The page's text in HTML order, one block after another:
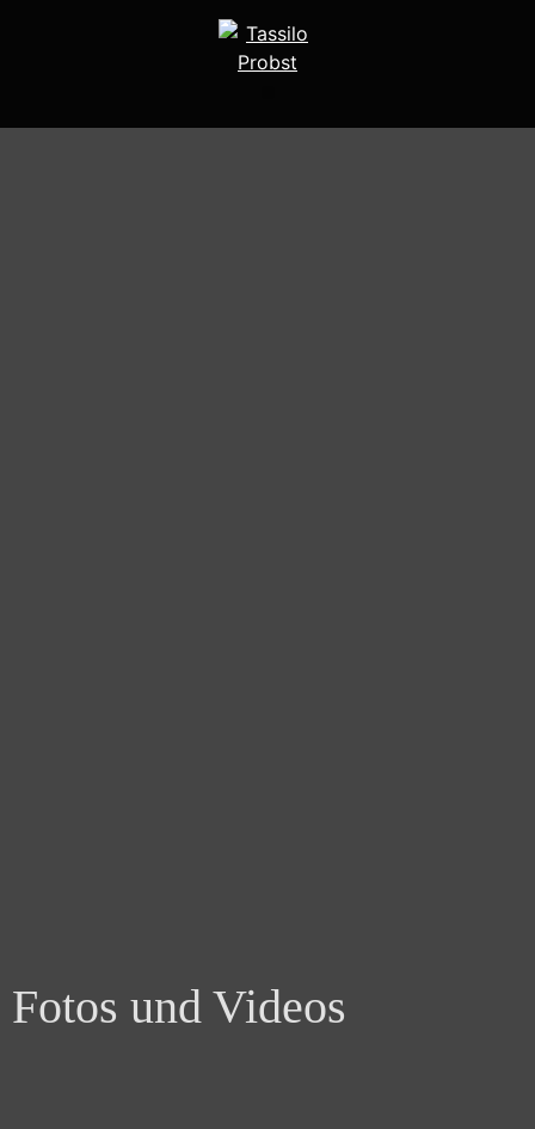
Fotos und Videos